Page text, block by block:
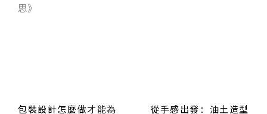
思》
包裝設計怎麼做才能為
從手感出發：油土造型